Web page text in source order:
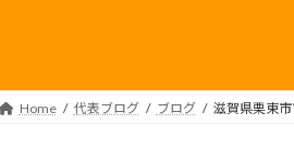
Home 代表ブログ ブログ 滋賀県栗東